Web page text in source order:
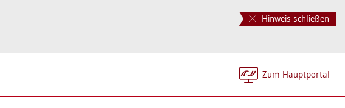
Hinweis schließen
Zum Haupt­por­tal